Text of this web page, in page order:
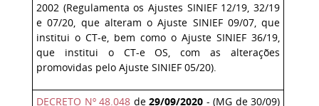
2002 (Regulamenta os Ajustes SINIEF 12/19, 32/19
e 07/20, que alteram o Ajuste SINIEF 09/07, que
institui o CT-e, bem como o Ajuste SINIEF 36/19,
que institui o CT-e OS, com as alterações
promovidas pelo Ajuste SINIEF 05/20).
DECRETO Nº 48.048 de 29/09/2020 - (MG de 30/09)